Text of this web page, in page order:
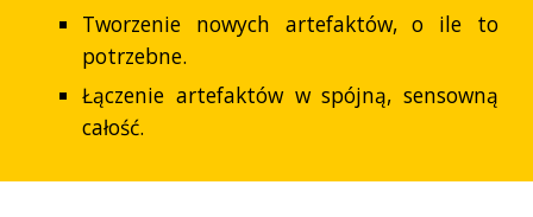
Tworzenie nowych artefaktów, o ile to
potrzebne.
Łączenie artefaktów w spójną, sensowną
całość.